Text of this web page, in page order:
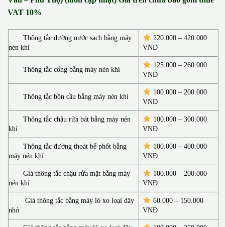
VAT 10%
Thông tắc đường nước sạch bằng máy
nén khí
220.000 – 420.000
VNĐ
Thông tắc cống bằng máy nén khí
125.000 – 260.000
VNĐ
Thông tắc bồn cầu bằng máy nén khí
100.000 – 200.000
VNĐ
Thông tắc chậu rửa bát bằng máy nén
khí
100.000 – 300.000
VNĐ
Thông tắc đường thoát bể phốt bằng
máy nén khí
100.000 – 400.000
VNĐ
Giá thông tắc chậu rửa mặt bằng máy
nén khí
100.000 – 200.000
VNĐ
Giá thông tắc bằng máy lò xo loại dây
nhỏ
60.000 – 150.000
VNĐ